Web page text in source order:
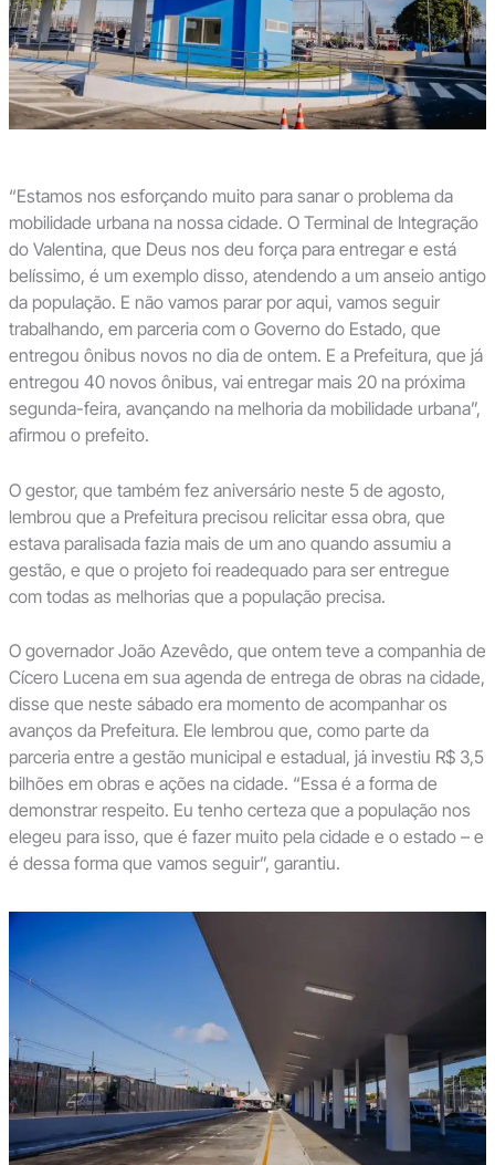
“Estamos nos esforçando muito para sanar o problema da
mobilidade urbana na nossa cidade. O Terminal de Integração
do Valentina, que Deus nos deu força para entregar e está
belíssimo, é um exemplo disso, atendendo a um anseio antigo
da população. E não vamos parar por aqui, vamos seguir
trabalhando, em parceria com o Governo do Estado, que
entregou ônibus novos no dia de ontem. E a Prefeitura, que já
entregou 40 novos ônibus, vai entregar mais 20 na próxima
segunda-feira, avançando na melhoria da mobilidade urbana”,
afirmou o prefeito.
O gestor, que também fez aniversário neste 5 de agosto,
lembrou que a Prefeitura precisou relicitar essa obra, que
estava paralisada fazia mais de um ano quando assumiu a
gestão, e que o projeto foi readequado para ser entregue
com todas as melhorias que a população precisa.
O governador João Azevêdo, que ontem teve a companhia de
Cícero Lucena em sua agenda de entrega de obras na cidade,
disse que neste sábado era momento de acompanhar os
avanços da Prefeitura. Ele lembrou que, como parte da
parceria entre a gestão municipal e estadual, já investiu R$ 3,5
bilhões em obras e ações na cidade. “Essa é a forma de
demonstrar respeito. Eu tenho certeza que a população nos
elegeu para isso, que é fazer muito pela cidade e o estado – e
é dessa forma que vamos seguir”, garantiu.